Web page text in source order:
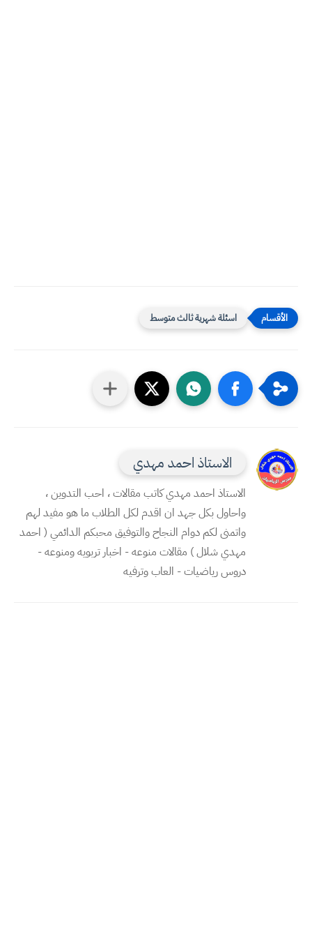
اسئلة شهرية ثالث متوسط
الاستاذ احمد مهدي
الاستاذ احمد مهدي كاتب مقالات ، احب التدوين ،
واحاول بكل جهد ان اقدم لكل الطلاب ما هو مفيد لهم
واتمنى لكم دوام النجاح والتوفيق محبكم الدائمي ( احمد
مهدي شلال ) مقالات منوعه - اخبار تربويه ومنوعه -
دروس رياضيات - العاب وترفيه